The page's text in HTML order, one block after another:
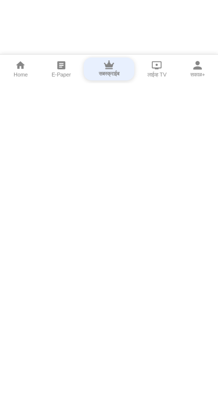
Home E-Paper सबस्क्राईब लाईव्ह TV सकाळ+